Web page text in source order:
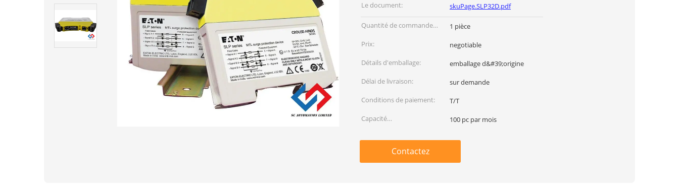
Le document:
skuPage.SLP32D.pdf
Quantité de commande
min:
1 pièce
Prix:
negotiable
Détails d'emballage:
emballage d&#39;origine
Délai de livraison:
sur demande
Conditions de paiement:
T/T
Capacité
100 pc par mois
Contactez